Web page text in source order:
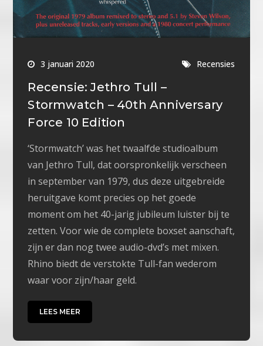
3 januari 2020 Recensies
Recensie: Jethro Tull –
Stormwatch – 40th Anniversary
Force 10 Edition
‘Stormwatch’ was het twaalfde studioalbum
van Jethro Tull, dat oorspronkelijk verscheen
in september van 1979, dus deze uitgebreide
heruitgave komt precies op het goede
moment om het 40-jarig jubileum luister bij te
zetten. Voor wie de complete boxset aanschaft,
zijn er dan nog twee audio-dvd’s met mixen.
Rhino biedt de verstokte Tull-fan wederom
waar voor zijn/haar geld.
LEES MEER